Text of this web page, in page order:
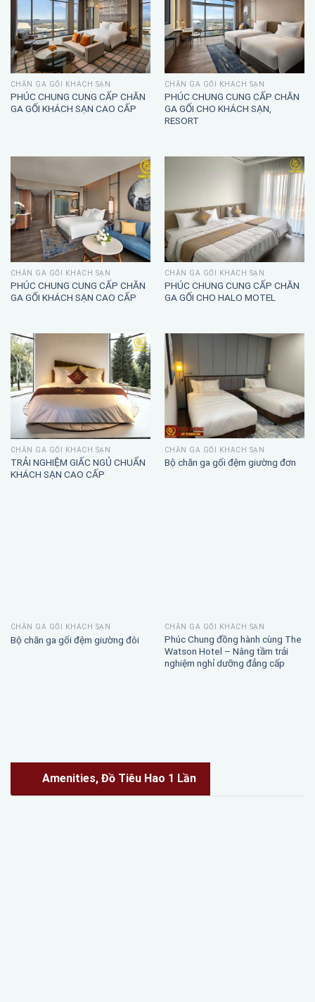
CHĂN GA GỐI KHÁCH SẠN
PHÚC CHUNG CUNG CẤP CHĂN
GA GỐI KHÁCH SẠN CAO CẤP
CHĂN GA GỐI KHÁCH SẠN
PHÚC CHUNG CUNG CẤP CHĂN
GA GỐI CHO KHÁCH SẠN,
RESORT
CHĂN GA GỐI KHÁCH SẠN
PHÚC CHUNG CUNG CẤP CHĂN
GA GỐI KHÁCH SẠN CAO CẤP
CHĂN GA GỐI KHÁCH SẠN
PHÚC CHUNG CUNG CẤP CHĂN
GA GỐI CHO HALO MOTEL
CHĂN GA GỐI KHÁCH SẠN
TRẢI NGHIỆM GIẤC NGỦ CHUẨN
KHÁCH SẠN CAO CẤP
CHĂN GA GỐI KHÁCH SẠN
Bộ chăn ga gối đệm giường đơn
CHĂN GA GỐI KHÁCH SẠN
Bộ chăn ga gối đệm giường đôi
CHĂN GA GỐI KHÁCH SẠN
Phúc Chung đồng hành cùng The
Watson Hotel – Nâng tầm trải
nghiệm nghỉ dưỡng đẳng cấp
Amenities, Đồ Tiêu Hao 1 Lần